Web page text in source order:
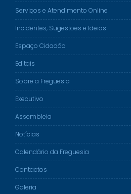
Serviços e Atendimento Online
Incidentes, Sugestões e Ideias
Espaço Cidadão
Editais
Sobre a Freguesia
Executivo
Assembleia
Notícias
Calendário da Freguesia
Contactos
Galeria